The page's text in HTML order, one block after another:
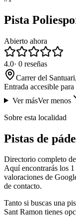
Pista
Abierto ahora
4.0· 0 reseñas
Carrer del
Entrada accesible
Ver másVer menos
Sobre esta localidad
Pistas de
Directorio completo de
Aquí encontrarás los
valoraciones de
de contacto.
Tanto si buscas una
Sant Ramon tienes